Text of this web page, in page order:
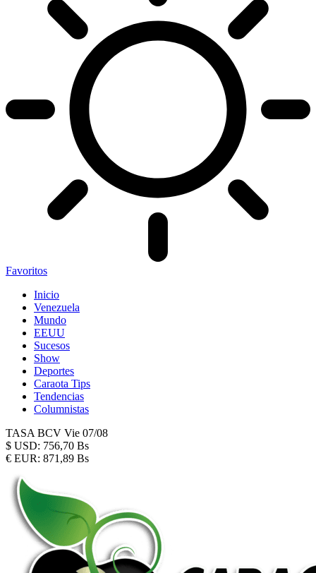
Favoritos
Inicio
Venezuela
Mundo
EEUU
Sucesos
Show
Deportes
Caraota Tips
Tendencias
Columnistas
TASA BCV Vie 07/08
$ USD: 756,70 Bs
€ EUR: 871,89 Bs